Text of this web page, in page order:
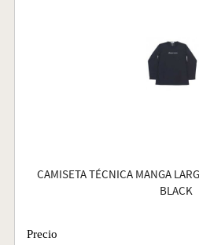
CAMISETA TÉCNICA MANGA
BLACK
Precio